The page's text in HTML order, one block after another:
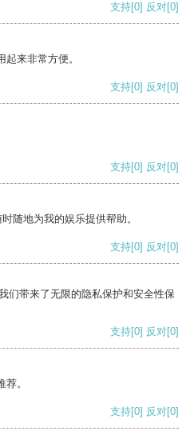
支持[0] 反对[0]
来非常方便。
支持[0] 反对[0]
支持[0] 反对[0]
随地为我的娱乐提供帮助。
支持[0] 反对[0]
们带来了无限的隐私保护和安全性保
支持[0] 反对[0]
。
支持[0] 反对[0]